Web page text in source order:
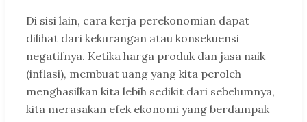
Di sisi lain, cara kerja perekonomian dapat
dilihat dari kekurangan atau konsekuensi
negatifnya. Ketika harga produk dan jasa naik
(inflasi), membuat uang yang kita peroleh
menghasilkan kita lebih sedikit dari sebelumnya,
kita merasakan efek ekonomi yang berdampak